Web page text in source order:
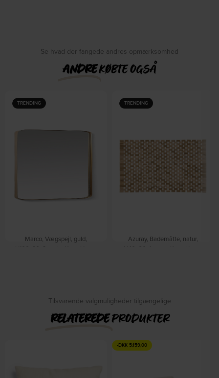
Se hvad der fangede andres opmærksomhed
ANDREKØBTE OGSÅ
TRENDING
Marco, Vægspejl, guld,
H100x30x3 cm by Kave Home
TRENDING
Azuray, Bademåtte, natur,
H40x60x1 cm by Kave Home
Tilsvarende valgmuligheder tilgængelige
RELATEREDEPRODUKTER
-DKK 5.159,00